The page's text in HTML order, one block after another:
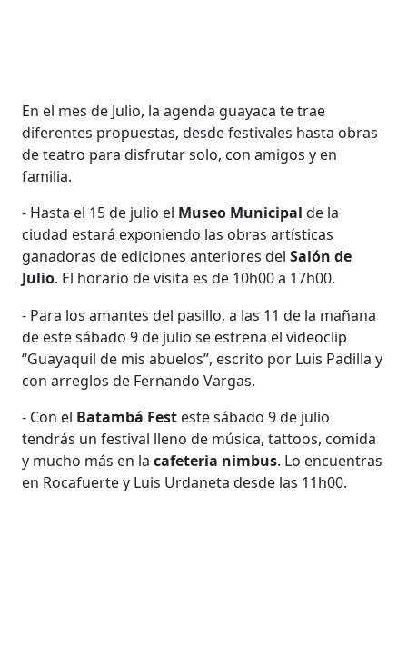
En el mes de Julio, la agenda guayaca te trae
diferentes propuestas, desde festivales hasta obras
de teatro para disfrutar solo, con amigos y en
familia.
- Hasta el 15 de julio el Museo Municipal de la
ciudad estará exponiendo las obras artísticas
ganadoras de ediciones anteriores delSalón de
Julio. El horario de visita es de 10h00 a 17h00.
- Para los amantes del pasillo, a las 11 de la mañana
de este sábado 9 de julio se estrena el videoclip
“Guayaquil de mis abuelos”, escrito por Luis Padilla y
con arreglos de Fernando Vargas.
- Con el Batambá Fest este sábado 9 de julio
tendrás un festival lleno de música, tattoos, comida
y mucho más en lacafeteria nimbus. Lo encuentras
en Rocafuerte y Luis Urdaneta desde las 11h00.